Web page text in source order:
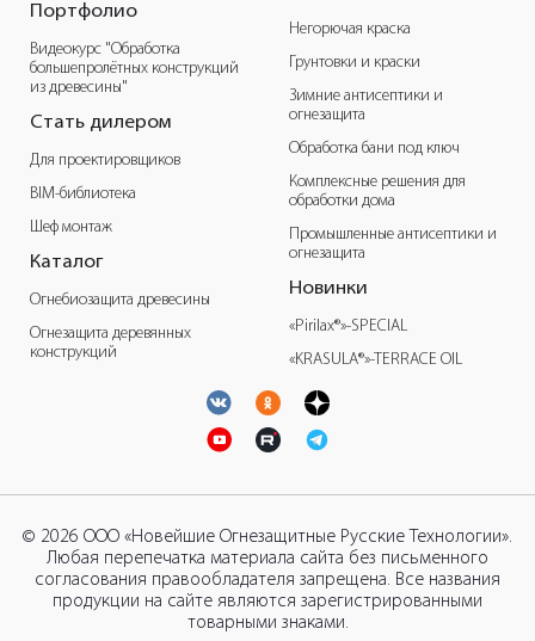
Портфолио
Видеокурс "Обработка
большепролётных конструкций
из древесины"
Стать дилером
Для проектировщиков
BIM-библиотека
Шеф монтаж
Каталог
Огнебиозащита древесины
Огнезащита деревянных
конструкций
Негорючая краска
Грунтовки и краски
Зимние антисептики и
огнезащита
Обработка бани под ключ
Комплексные решения для
обработки дома
Промышленные антисептики и
огнезащита
Новинки
«Pirilax®»-SPECIAL
«KRASULA®»-TERRACE OIL
© 2026 ООО «Новейшие Огнезащитные Русские Технологии».
Любая перепечатка материала сайта без письменного
согласования правообладателя запрещена. Все названия
продукции на сайте являются зарегистрированными
товарными знаками.